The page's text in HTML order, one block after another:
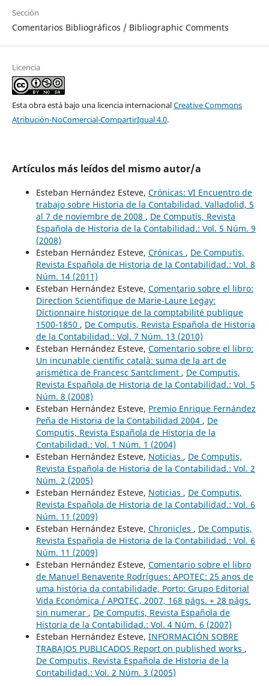
Sección
Comentarios Bibliográficos / Bibliographic Comments
Licencia
Esta obra está bajo una licencia internacionalCreative Commons
Atribución-NoComercial-CompartirIgual 4.0.
Artículos más leídos del mismo autor/a
Esteban Hernández Esteve, Crónicas: VI Encuentro de
trabajo sobre Historia de la Contabilidad. Valladolid, 5
al 7 de noviembre de 2008 , De Computis, Revista
Española de Historia de la Contabilidad.: Vol. 5 Núm. 9
(2008)
Esteban Hernández Esteve, Crónicas , De Computis,
Revista Española de Historia de la Contabilidad.: Vol. 8
Núm. 14 (2011)
Esteban Hernández Esteve, Comentario sobre el libro:
Direction Scientifique de Marie-Laure Legay:
Dictionnaire historique de la comptabilité publique
1500-1850 , De Computis, Revista Española de Historia
de la Contabilidad.: Vol. 7 Núm. 13 (2010)
Esteban Hernández Esteve, Comentario sobre el libro:
Un incunable científic català: suma de la art de
arismètica de Francesc Santcliment , De Computis,
Revista Española de Historia de la Contabilidad.: Vol. 5
Núm. 8 (2008)
Esteban Hernández Esteve, Premio Enrique Fernández
Peña de Historia de la Contabilidad 2004 , De
Computis, Revista Española de Historia de la
Contabilidad.: Vol. 1 Núm. 1 (2004)
Esteban Hernández Esteve, Noticias , De Computis,
Revista Española de Historia de la Contabilidad.: Vol. 2
Núm. 2 (2005)
Esteban Hernández Esteve, Noticias , De Computis,
Revista Española de Historia de la Contabilidad.: Vol. 6
Núm. 11 (2009)
Esteban Hernández Esteve, Chronicles , De Computis,
Revista Española de Historia de la Contabilidad.: Vol. 6
Núm. 11 (2009)
Esteban Hernández Esteve, Comentario sobre el libro
de Manuel Benavente Rodrígues: APOTEC: 25 anos de
uma história da contabilidade, Porto: Grupo Editorial
Vida Económica / APOTEC, 2007, 168 págs. + 28 págs.
sin numerar , De Computis, Revista Española de
Historia de la Contabilidad.: Vol. 4 Núm. 6 (2007)
Esteban Hernández Esteve, INFORMACIÓN SOBRE
TRABAJOS PUBLICADOS Report on published works ,
De Computis, Revista Española de Historia de la
Contabilidad.: Vol. 2 Núm. 3 (2005)